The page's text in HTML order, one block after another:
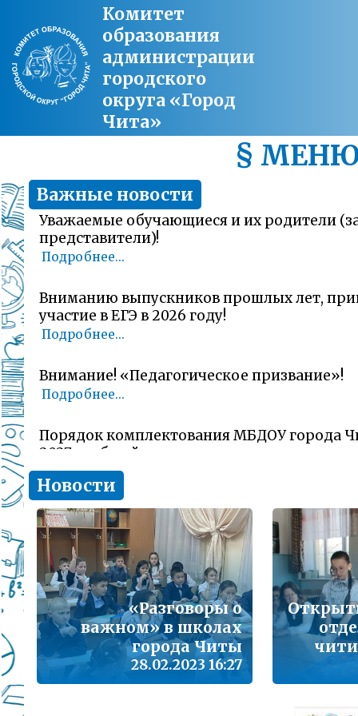
Комитет
образования
администрации
городского
округа «Город
Чита»
§
Важные новости
Уважаемые обучающиеся и их родители
представители)!
Подробнее...
Вниманию выпускников прошлых лет,
участие в ЕГЭ в 2026 году!
Подробнее...
Внимание! «Педагогическое призвание»!
Подробнее...
Порядок комплектования МБДОУ города
2027 учебный год
Подробнее...
Комитет образования Читы напоминает о
заявлений об участии в ГИА-11 (ЕГЭ)
Подробнее...
В сезон гриппа и острых респираторных
наша с Вами общая задача – не допустить
заболеваемости
Подробнее...
Лицам, желающим сдать единый
Новости
«Разговоры о
важном» в школах
города Читы
28.02.2023 16:27